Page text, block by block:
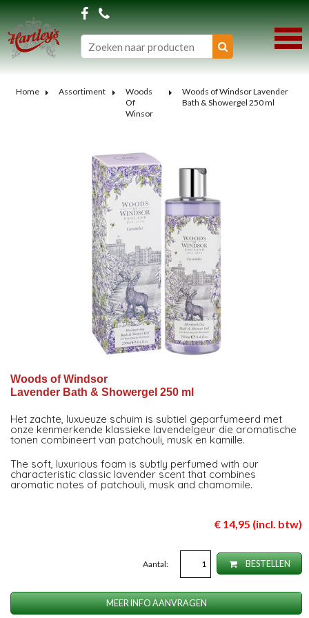
Home Assortiment
Woods
Of
Winsor
Woods of Windsor Lavender
Bath & Showergel 250 ml
Woods of Windsor
Lavender Bath & Showergel 250 ml
Het zachte, luxueuze schuim is subtiel geparfumeerd met
onze kenmerkende klassieke lavendelgeur die aromatische
tonen combineert van patchouli, musk en kamille.
The soft, luxurious foam is subtly perfumed with our
characteristic classic lavender scent that combines
aromatic notes of patchouli, musk and chamomile.
€ 14,95 (incl. btw)
Aantal: BESTELLEN
MEER INFO AANVRAGEN